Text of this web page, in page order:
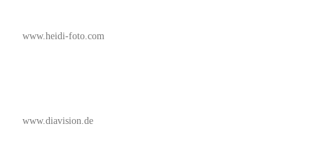
www.heidi-foto.com
www.diavision.de